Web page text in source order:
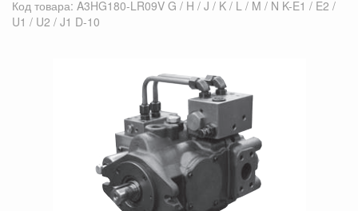
Код товара: A3HG180-LR09V G / H / J / K / L / M / N K-E1 / E2 /
U1 / U2 / J1 D-10